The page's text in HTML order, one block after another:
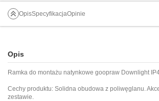
OpisSpecyfikacjaOpinie
Opis
Ramka do montażu natynkowe goopraw Downlight
Cechy produktu: Solidna obudowa z poliwęglanu.
zestawie.